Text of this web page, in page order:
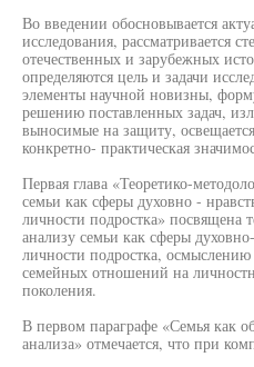
Во введении обосновывается
исследования, рассматривается
отечественных и зарубежных
определяются цель и задачи
элементы научной новизны,
решению поставленных задач,
выносимые на защиту,
конкретно- практическая
Первая глава «Теоретико-
семьи как сферы духовно -
личности подростка» посвящена
анализу семьи как сферы
личности подростка,
семейных отношений на
поколения.
В первом параграфе «Семья как
анализа» отмечается, что при